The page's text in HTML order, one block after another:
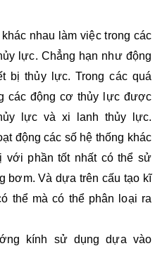
nhau làm việc trong các
lực. Chẳng hạn như động
bị thủy lực. Trong các quá
các động cơ thủy lực được
lực và xi lanh thủy lực.
động các số hệ thống khác
với phần tốt nhất có thể sử
bơm. Và dựa trên cấu tạo kĩ
thể mà có thể phân loại ra
kính sử dụng dựa vào